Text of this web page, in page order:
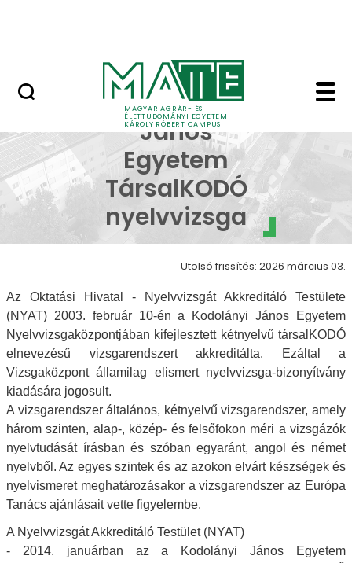
MAGYAR AGRÁR- ÉS
ÉLETTUDOMÁNYI EGYETEM
KÁROLY RÓBERT CAMPUS
Kodolányi János
Kodolányi
János
Egyetem
TársalKODÓ
nyelvvizsga
Utolsó frissítés: 2026 március 03.
Az Oktatási Hivatal - Nyelvvizsgát Akkreditáló Testülete
(NYAT) 2003. február 10-én a Kodolányi János Egyetem
Nyelvvizsgaközpontjában kifejlesztett kétnyelvű társalKODÓ
elnevezésű vizsgarendszert akkreditálta. Ezáltal a
Vizsgaközpont államilag elismert nyelvvizsga-bizonyítvány
kiadására jogosult.
A vizsgarendszer általános, kétnyelvű vizsgarendszer, amely
három szinten, alap-, közép- és felsőfokon méri a vizsgázók
nyelvtudását írásban és szóban egyaránt, angol és német
nyelvből. Az egyes szintek és az azokon elvárt készségek és
nyelvismeret meghatározásakor a vizsgarendszer az Európa
Tanács ajánlásait vette figyelembe.
A Nyelvvizsgát Akkreditáló Testület (NYAT)
- 2014. januárban az a Kodolányi János Egyetem